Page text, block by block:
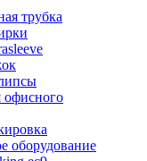
трубка
офисного
оборудование